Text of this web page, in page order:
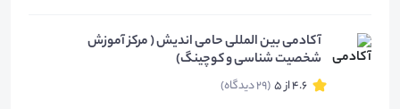
آکادمی بین المللی حامی اندیش ( مرکز آموزش
شخصیت شناسی و کوچینگ)
4.6 از 5 (29 دیدگاه)